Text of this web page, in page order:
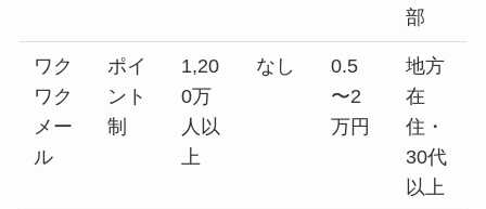
部
ワク
ワク
メー
ル
ポイ
ント
制
1,20
0万
人以
上
なし
0.5
〜2
万円
地方
在
住・
30代
以上